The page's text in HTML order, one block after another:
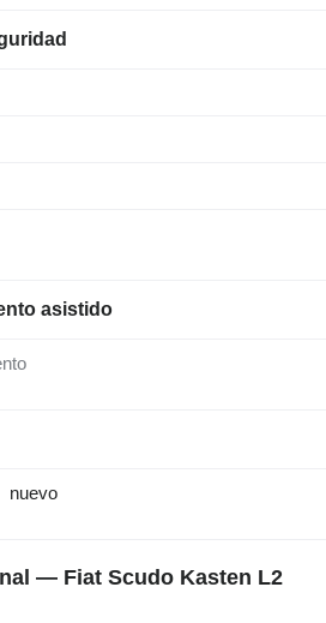
asistido
nuevo
— Fiat Scudo Kasten L2